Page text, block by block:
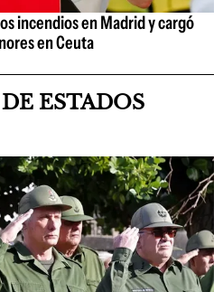
incendios en Madrid y cargó
en Ceuta
ESTADOS